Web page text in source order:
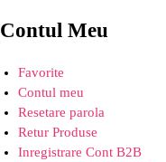
Contul Meu
Favorite
Contul meu
Resetare parola
Retur Produse
Inregistrare Cont B2B